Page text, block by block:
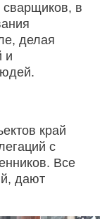
в
делая
и
край
с
Все
дают